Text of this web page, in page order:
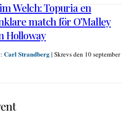
Welch: Topuria en
match för O’Malley
Holloway
Carl Strandberg| Skrevs den 10 september